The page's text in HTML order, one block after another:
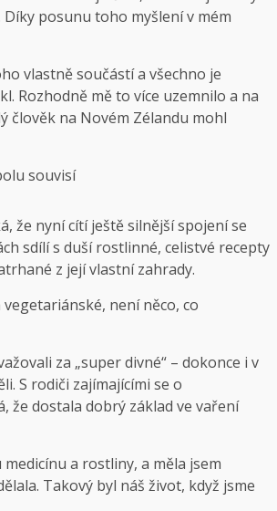
posunu toho myšlení v mém
vlastně součástí a všechno je
Rozhodně mě to více uzemnilo a na
člověk na Novém Zélandu mohl
souvisí
že nyní cítí ještě silnější spojení se
sdílí s duší rostlinné, celistvé recepty
z její vlastní zahrady.
není něco, co
za „super divné“ – dokonce i v
S rodiči zajímajícími se o
že dostala dobrý základ ve vaření
a rostliny, a měla jsem
Takový byl náš život, když jsme